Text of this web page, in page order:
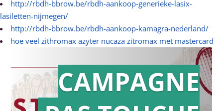
http://rbdh-bbrow.be/rbdh-aankoop-generieke-lasix-
lasiletten-nijmegen/
http://rbdh-bbrow.be/rbdh-aankoop-kamagra-nederland/
hoe veel zithromax azyter nucaza zitromax met mastercard
CAMPAGNE